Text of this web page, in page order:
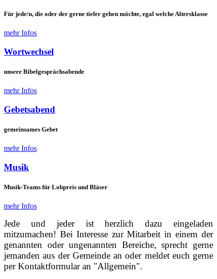
Für jede/n, die oder der gerne tiefer gehen möchte, egal welche Altersklasse
mehr Infos
Wortwechsel
unsere Bibelgesprächsabende
mehr Infos
Gebetsabend
gemeinsames Gebet
mehr Infos
Musik
Musik-Teams für Lobpreis und Bläser
mehr Infos
Jede und jeder ist herzlich dazu eingeladen
mitzumachen! Bei Interesse zur Mitarbeit in einem der
genannten oder ungenannten Bereiche, sprecht gerne
jemanden aus der Gemeinde an oder meldet euch gerne
per Kontaktformular an "Allgemein".